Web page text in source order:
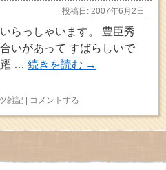
投稿日: 2007年6月2日
らっしゃいます。 豊臣秀
いがあって すばらしいで
躍 … 続きを読む →
雑記 | コメントする